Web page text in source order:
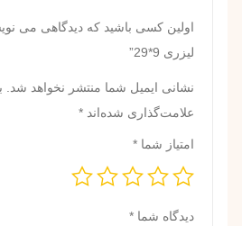
اولین کسی باشید که دیدگاهی می
لیزری 9*29”
نشانی ایمیل شما منتشر نخواهد شد.
علامت‌گذاری شده‌اند *
امتیاز شما *
دیدگاه شما *